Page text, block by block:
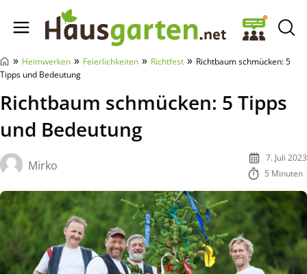
Hausgarten.net
» Heimwerken » Feierlichkeiten » Richtfest » Richtbaum schmücken: 5
Tipps und Bedeutung
Richtbaum schmücken: 5 Tipps
und Bedeutung
Mirko
7. Juli 2023
5 Minuten